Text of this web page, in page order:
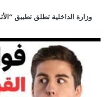
وزارة الداخلية تطلق تطبيق